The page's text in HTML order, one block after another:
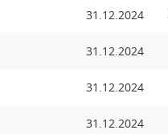
31.12.2024
31.12.2024
31.12.2024
31.12.2024